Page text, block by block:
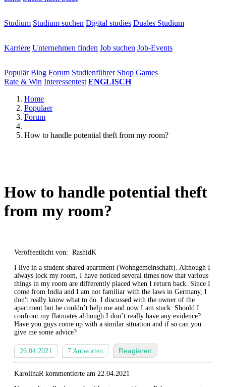
Studium Studium suchen Digital studies Duales Studium
Karriere Unternehmen finden Job suchen Job-Events
Populär Blog Forum Studienführer Shop Games
Rate & Win Interessentest ENGLISCH
Home
Populaer
Forum
How to handle potential theft from my room?
How to handle potential theft
from my room?
Veröffentlicht von: RashidK
I live in a student shared apartment (Wohngemeinschaft). Although I
always lock my room, I have noticed several times now that various
things in my room are differently placed when I return back. Since I
come from India and I am not familiar with the laws in Germany, I
don't really know what to do. I discussed with the owner of the
apartment but he couldn’t help me and now I am stuck. Should I
confront my flatmates although I don’t really have any evidence?
Have you guys come up with a similar situation and if so can you
give me some advice?
26.04.2021 7 Antworten Reagieren
KarolinaR kommentierte am 22.04.2021